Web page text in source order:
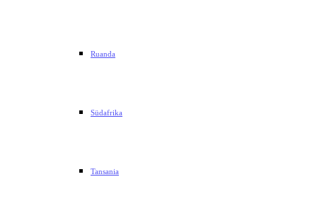
Ruanda
Südafrika
Tansania